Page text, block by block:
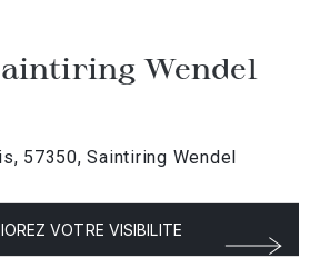
Wendel
57350, Saintiring Wendel
VOTRE VISIBILITE